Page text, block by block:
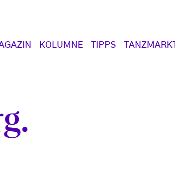
navigation
KOLUMNE TIPPS TANZMARKT